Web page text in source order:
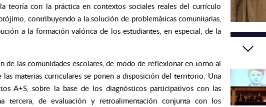
teoría con la práctica en contextos sociales reales del currículo
contribuyendo a la solución de problemáticas comunitarias,
a la formación valórica de los estudiantes, en especial, de la
de las comunidades escolares, de modo de reflexionar en torno al
materias curriculares se ponen a disposición del territorio. Una
A+S, sobre la base de los diagnósticos participativos con las
tercera, de evaluación y retroalimentación conjunta con los